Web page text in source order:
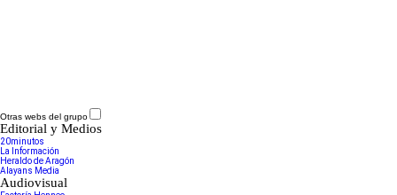
Otras webs del grupo
Editorial y Medios
20minutos
La Información
Heraldo de Aragón
Alayans Media
Audiovisual